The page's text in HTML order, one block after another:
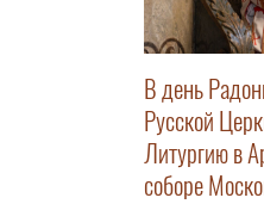
В день
Русской
Литургию в
соборе